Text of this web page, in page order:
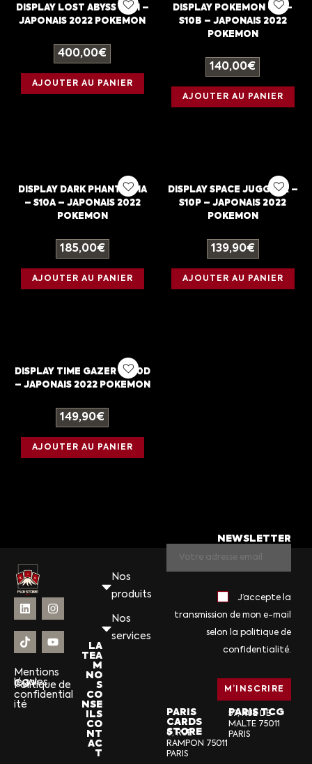
DISPLAY LOST ABYSS – S11 –
JAPONAIS 2022 POKEMON
400,00€
AJOUTER AU PANIER
DISPLAY POKEMON GO –
S10B – JAPONAIS 2022
POKEMON
140,00€
AJOUTER AU PANIER
DISPLAY DARK PHANTASMA
– S10A – JAPONAIS 2022
POKEMON
185,00€
AJOUTER AU PANIER
DISPLAY SPACE JUGGLER –
S10P – JAPONAIS 2022
POKEMON
139,90€
AJOUTER AU PANIER
DISPLAY TIME GAZER – S10D
– JAPONAIS 2022 POKEMON
149,90€
AJOUTER AU PANIER
Mentions
légales
CGV
Politique de
confidential
ité
Nos
produits
Nos
services
LA
TEA
M
NO
S
CO
NSE
ILS
CO
NT
AC
T
NEWSLETTER
J’accepte la
transmission de mon e-mail
selon la politique de
confidentialité.
PARIS
CARDS
STORE
6, RUE
RAMPON 75011
PARIS
PARIS TCG
57, RUE DE
MALTE 75011
PARIS